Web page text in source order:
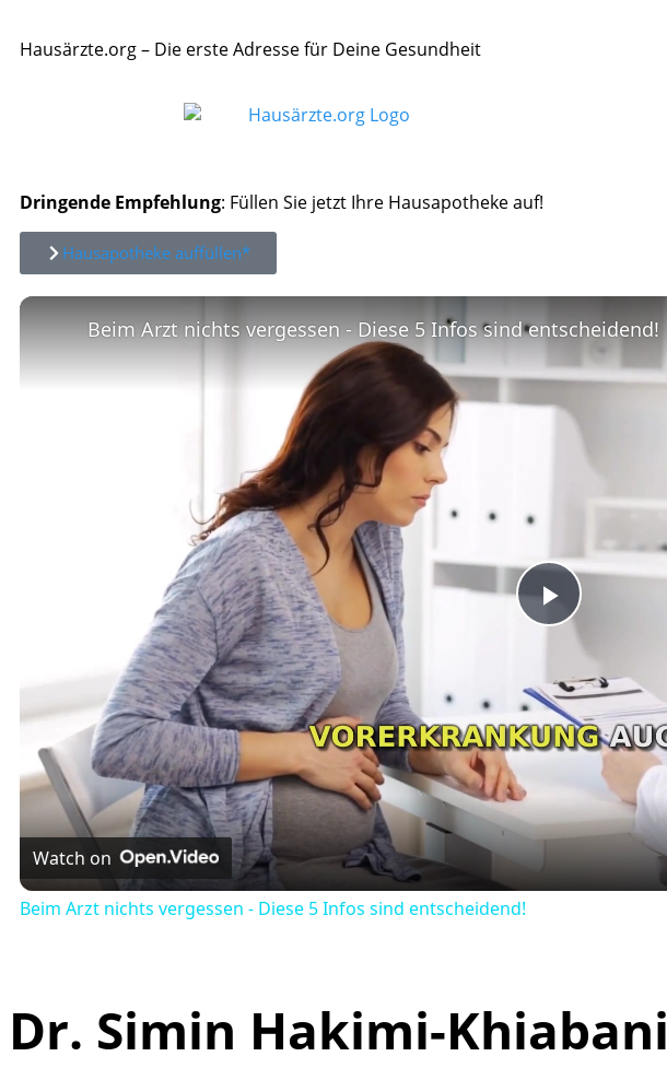
Hausärzte.org – Die erste Adresse für Deine Gesundheit
Dringende Empfehlung: Füllen Sie jetzt Ihre Hausapotheke auf!
Hausapotheke auffüllen*
Play
Video
Beim Arzt nichts vergessen - Diese 5 Infos sind entscheidend!
Watch on
Beim Arzt nichts vergessen - Diese 5 Infos sind entscheidend!
Dr. Simin Hakimi-Khiabani